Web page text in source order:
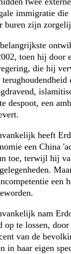
immigratie die
buren zijn
toen hij door
die hij
despoot, een
heeft
een China
toe, terwijl hij
een
nam
op te lossen,
van de
in haar eigen